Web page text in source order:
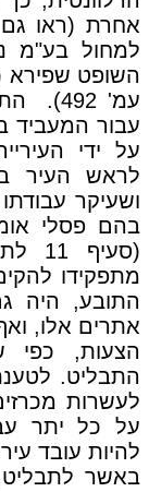
עמ'
עבור המעביד
לראש העיר
ושעיקר
בהם פסלי
התובע, היה
אתרים אלו,
הצעות, כפי
על כל יתר
להיות עובד
באשר